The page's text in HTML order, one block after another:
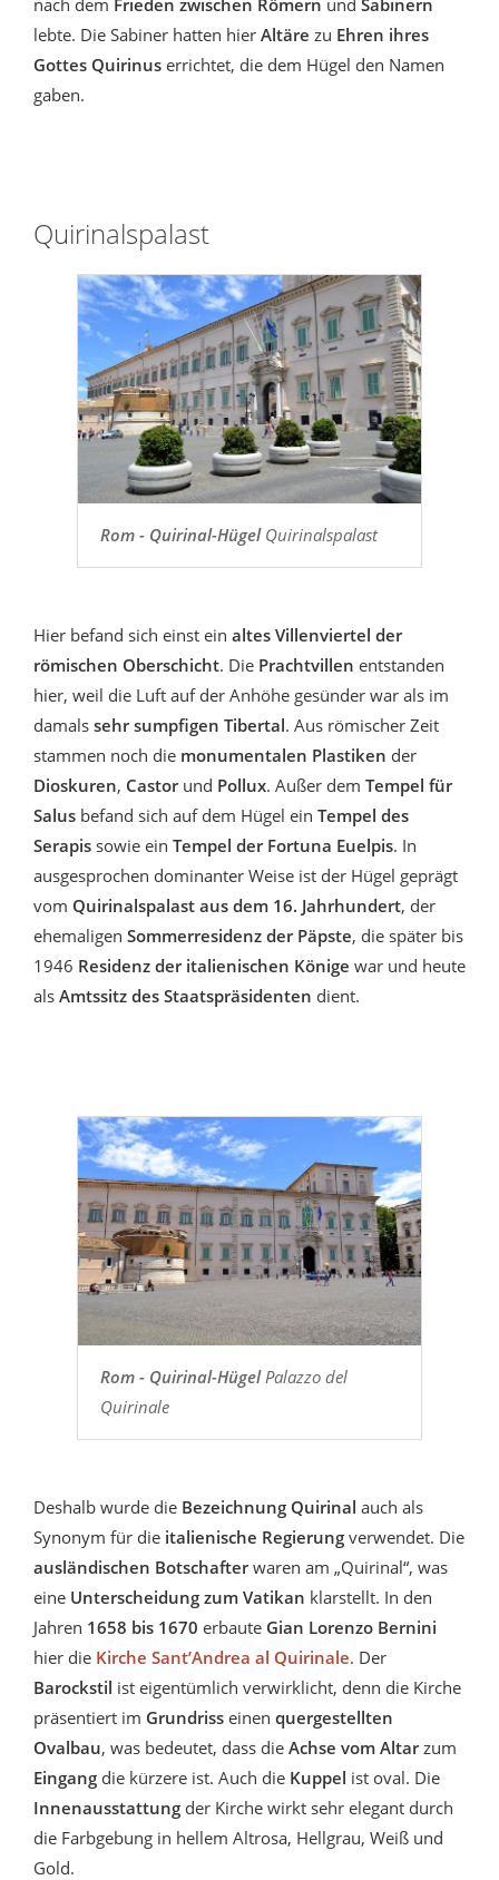
lebte. Die Sabiner hatten hier Altäre zu Ehren ihres
Gottes Quirinus errichtet, die dem Hügel den Namen
gaben.
Quirinalspalast
Rom - Quirinal-HügelQuirinalspalast
Hier befand sich einst ein altes Villenviertel der
römischen Oberschicht. Die Prachtvillen entstanden
hier, weil die Luft auf der Anhöhe gesünder war als im
damals sehr sumpfigen Tibertal. Aus römischer Zeit
stammen noch die monumentalen Plastiken der
Dioskuren, Castor und Pollux. Außer dem Tempel für
Salus befand sich auf dem Hügel ein Tempel des
Serapis sowie ein Tempel der Fortuna Euelpis. In
ausgesprochen dominanter Weise ist der Hügel geprägt
vom Quirinalspalast aus dem 16. Jahrhundert, der
ehemaligen Sommerresidenz der Päpste, die später bis
1946 Residenz der italienischen Könige war und heute
als Amtssitz des Staatspräsidenten dient.
Rom - Quirinal-HügelPalazzo del
Quirinale
Deshalb wurde die Bezeichnung Quirinal auch als
Synonym für die italienische Regierung verwendet. Die
ausländischen Botschafterwaren am „Quirinal“, was
eine Unterscheidung zum Vatikan klarstellt. In den
Jahren 1658 bis 1670 erbaute Gian Lorenzo Bernini
hier die Kirche Sant’Andrea al Quirinale. Der
Barockstil ist eigentümlich verwirklicht, denn die Kirche
präsentiert im Grundriss einen quergestellten
Ovalbau, was bedeutet, dass die Achse vom Altarzum
Eingang die kürzere ist. Auch die Kuppel ist oval. Die
Innenausstattung der Kirche wirkt sehr elegant durch
die Farbgebung in hellem Altrosa, Hellgrau, Weiß und
Gold.